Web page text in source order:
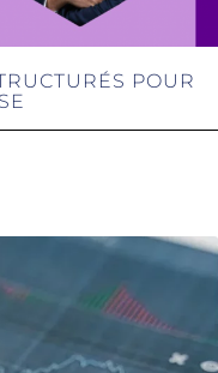
POUR